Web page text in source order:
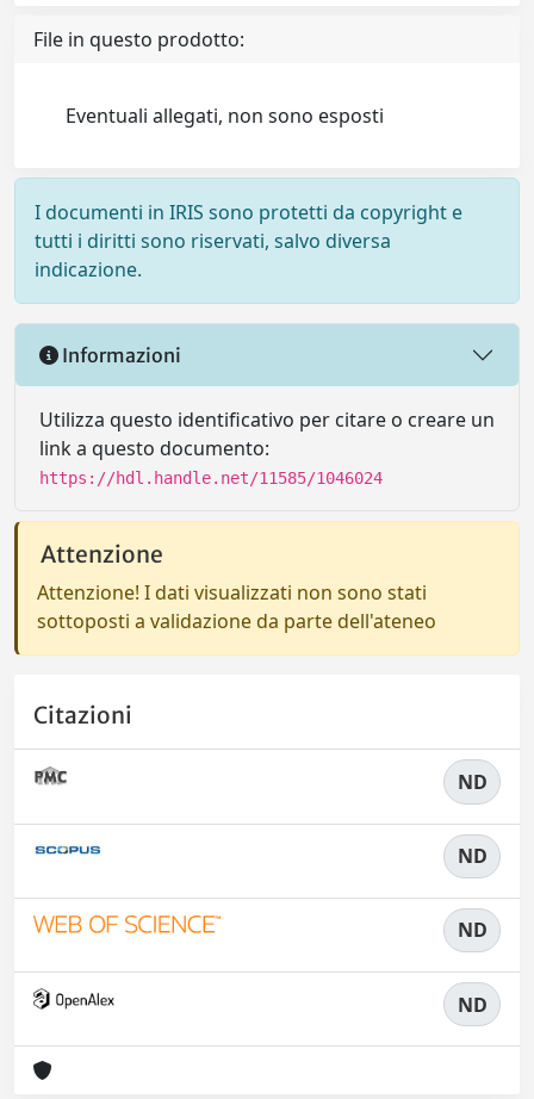
File in questo prodotto:
Eventuali allegati, non sono esposti
I documenti in IRIS sono protetti da copyright e
tutti i diritti sono riservati, salvo diversa
indicazione.
Informazioni
Utilizza questo identificativo per citare o creare un
link a questo documento:
https://hdl.handle.net/11585/1046024
Attenzione
Attenzione! I dati visualizzati non sono stati
sottoposti a validazione da parte dell'ateneo
Citazioni
ND
ND
ND
ND